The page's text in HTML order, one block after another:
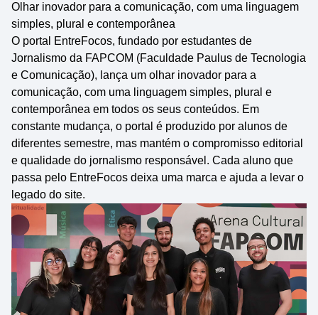
Olhar inovador para a comunicação, com uma linguagem
simples, plural e contemporânea
O portal EntreFocos, fundado por estudantes de
Jornalismo da FAPCOM (Faculdade Paulus de Tecnologia
e Comunicação), lança um olhar inovador para a
comunicação, com uma linguagem simples, plural e
contemporânea em todos os seus conteúdos. Em
constante mudança, o portal é produzido por alunos de
diferentes semestre, mas mantém o compromisso editorial
e qualidade do jornalismo responsável. Cada aluno que
passa pelo EntreFocos deixa uma marca e ajuda a levar o
legado do site.